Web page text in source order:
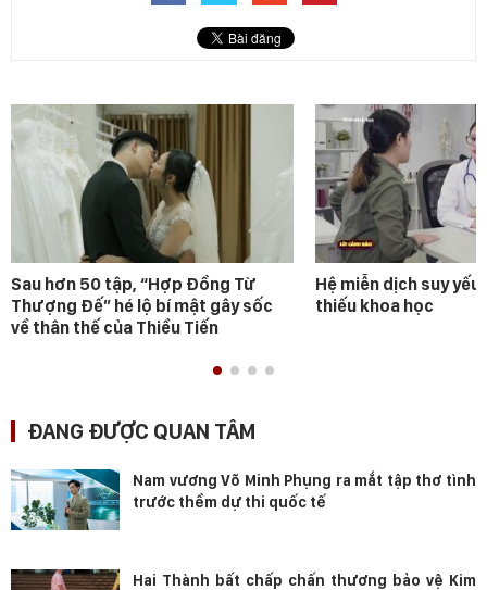
Sau hơn 50 tập, “Hợp Đồng Từ
Thượng Đế” hé lộ bí mật gây sốc
về thân thế của Thiều Tiến
Hệ miễn dịch suy
thiếu khoa học
ĐANG ĐƯỢC QUAN TÂM
Nam vương Võ Minh Phụng ra mắt tập thơ tình
trước thềm dự thi quốc tế
Hai Thành bất chấp chấn thương bảo vệ Kim